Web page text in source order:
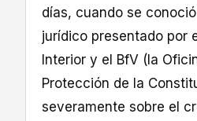
días, cuando se
jurídico presentado por
Interior y el BfV (la
Protección de la
severamente sobre el